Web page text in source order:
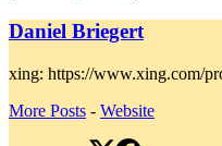
Daniel Briegert
xing: https://www.xing.com/
More Posts - Website